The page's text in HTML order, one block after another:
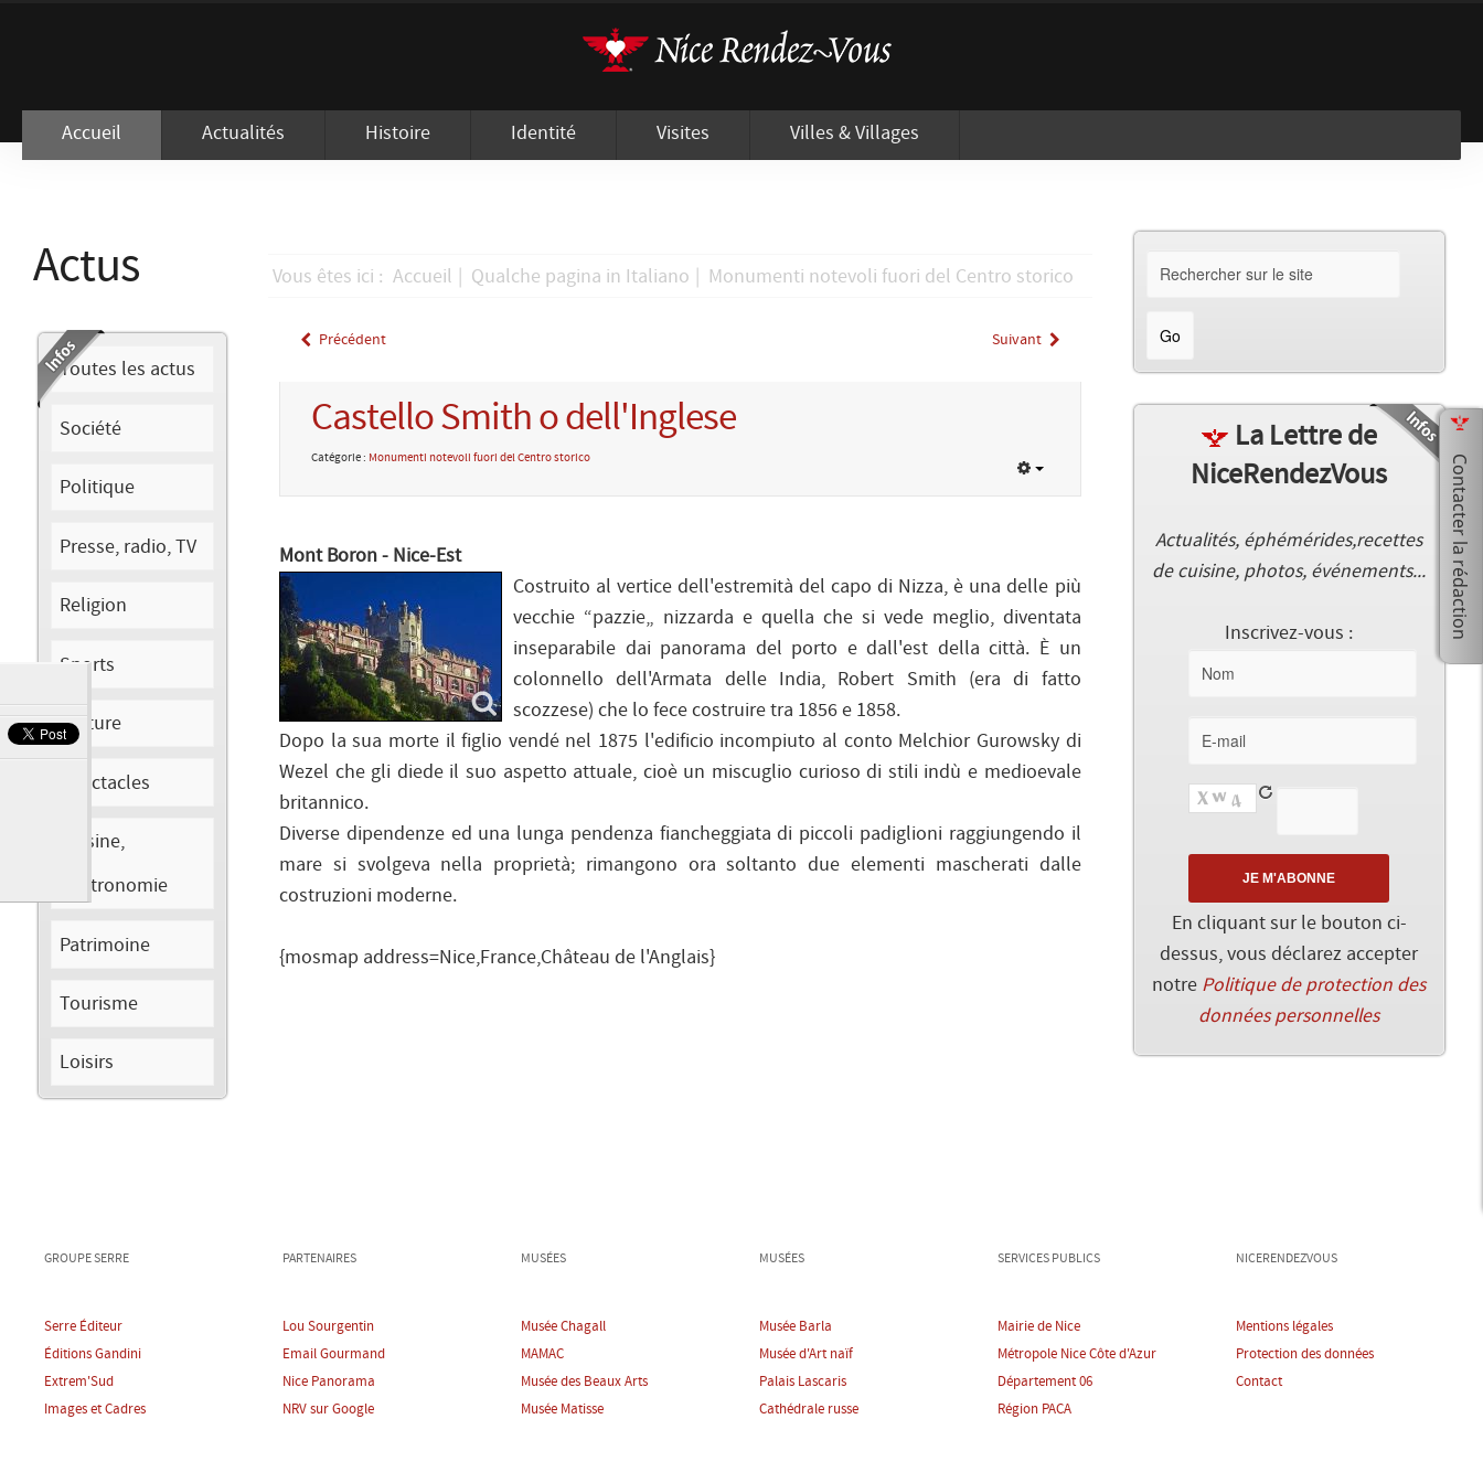
Accueil Actualités Histoire Identité Visites Villes & Villages
Actus
Toutes les actus
Société
Politique
Presse, radio, TV
Religion
Sports
Culture
Spectacles
Cuisine,
Gastronomie
Patrimoine
Tourisme
Loisirs
Vous êtes ici : Accueil Qualche pagina in Italiano Monumenti notevoli fuori del Centro storico
Précédent Suivant
Castello Smith o dell'Inglese
Catégorie : Monumenti notevoli fuori del Centro storico
Mont Boron - Nice-Est
Costruito al vertice dell'estremità del capo di Nizza, è una delle più
vecchie “pazzie„ nizzarda e quella che si vede meglio, diventata
inseparabile dai panorama del porto e dall'est della città. È un
colonnello dell'Armata delle India, Robert Smith (era di fatto
scozzese) che lo fece costruire tra 1856 e 1858.
Dopo la sua morte il figlio vendé nel 1875 l'edificio incompiuto al conto Melchior Gurowsky di
Wezel che gli diede il suo aspetto attuale, cioè un miscuglio curioso di stili indù e medioevale
britannico.
Diverse dipendenze ed una lunga pendenza fiancheggiata di piccoli padiglioni raggiungendo il
mare si svolgeva nella proprietà; rimangono ora soltanto due elementi mascherati dalle
costruzioni moderne.
{mosmap address=Nice,France,Château de l'Anglais}
La Lettre de
NiceRendezVous
Actualités, éphémérides,recettes
de cuisine, photos, événements...
Inscrivez-vous :
En cliquant sur le bouton ci-
dessus, vous déclarez accepter
notre Politique de protection des
données personnelles
GROUPE SERRE
Serre Éditeur
Éditions Gandini
Extrem'Sud
Images et Cadres
PARTENAIRES
Lou Sourgentin
Email Gourmand
Nice Panorama
NRV sur Google
MUSÉES
Musée Chagall
MAMAC
Musée des Beaux Arts
Musée Matisse
MUSÉES
Musée Barla
Musée d'Art naïf
Palais Lascaris
Cathédrale russe
SERVICES PUBLICS
Mairie de Nice
Métropole Nice Côte d'Azur
Département 06
Région PACA
NICERENDEZVOUS
Mentions légales
Protection des données
Contact